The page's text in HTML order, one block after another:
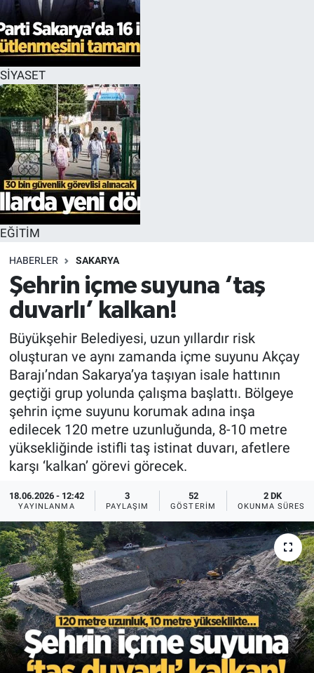
SİYASET
EĞİTİM
HABERLER SAKARYA
Şehrin içme suyuna ‘taş
duvarlı’ kalkan!
Büyükşehir Belediyesi, uzun yıllardır risk
oluşturan ve aynı zamanda içme suyunu Akçay
Barajı’ndan Sakarya’ya taşıyan isale hattının
geçtiği grup yolunda çalışma başlattı. Bölgeye
şehrin içme suyunu korumak adına inşa
edilecek 120 metre uzunluğunda, 8-10 metre
yüksekliğinde istifli taş istinat duvarı, afetlere
karşı ‘kalkan’ görevi görecek.
18.06.2026 - 12:42
YAYINLANMA
3
PAYLAŞIM
52
GÖSTERIM
2 DK
OKUNMA SÜRESI
EĞİTİM
ÖZEL HABER
HALK54 PANORAMA